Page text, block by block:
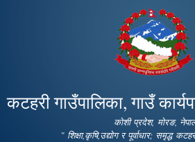
main
content
कटहरी गाउँपालिका, गाउँ
कोशी प्रदेश, मोरङ,
" शिक्षा,कृषि,उद्योग र पूर्वाधार; समृद्ध